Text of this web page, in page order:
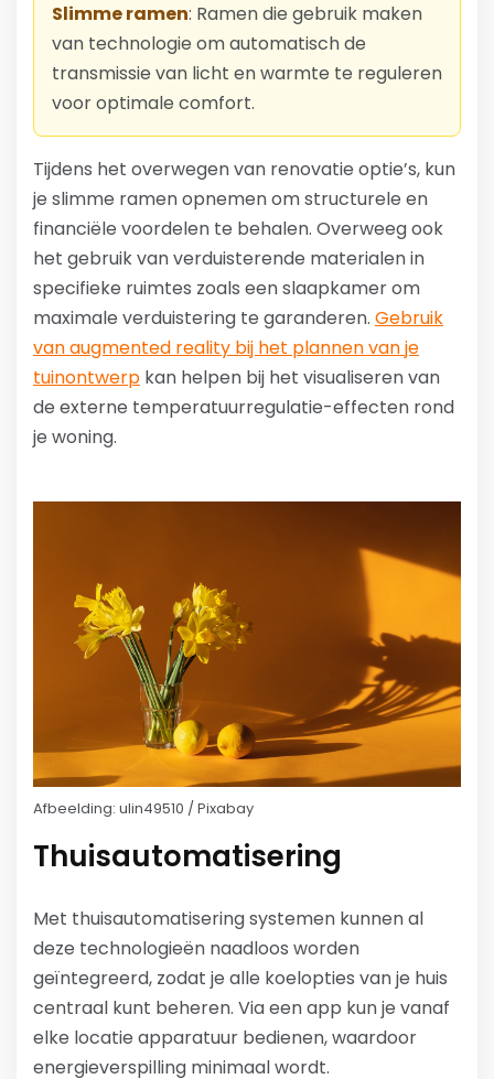
Slimme ramen: Ramen die gebruik maken
van technologie om automatisch de
transmissie van licht en warmte te reguleren
voor optimale comfort.
Tijdens het overwegen van renovatie optie’s, kun
je slimme ramen opnemen om structurele en
financiële voordelen te behalen. Overweeg ook
het gebruik van verduisterende materialen in
specifieke ruimtes zoals een slaapkamer om
maximale verduistering te garanderen. Gebruik
van augmented reality bij het plannen van je
tuinontwerp kan helpen bij het visualiseren van
de externe temperatuurregulatie-effecten rond
je woning.
Afbeelding: ulin49510 / Pixabay
Thuisautomatisering
Met thuisautomatisering systemen kunnen al
deze technologieën naadloos worden
geïntegreerd, zodat je alle koelopties van je huis
centraal kunt beheren. Via een app kun je vanaf
elke locatie apparatuur bedienen, waardoor
energieverspilling minimaal wordt.